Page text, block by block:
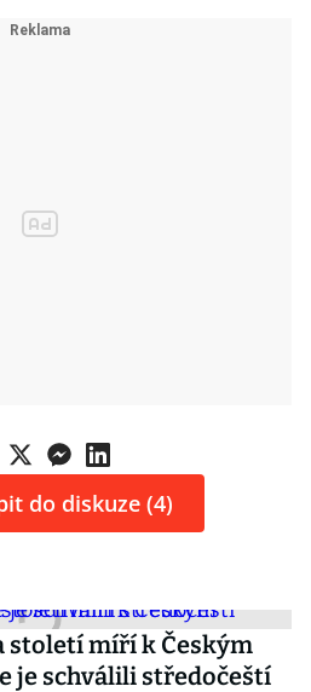
do diskuze (4)
století míří k Českým
je schválili středočeští